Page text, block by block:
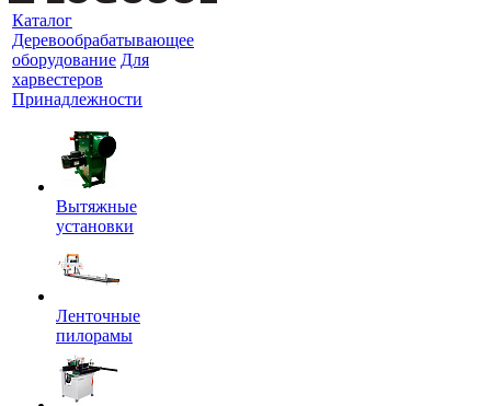
Каталог
Деревообрабатывающее
оборудование Для
харвестеров
Принадлежности
Вытяжные
установки
Ленточные
пилорамы